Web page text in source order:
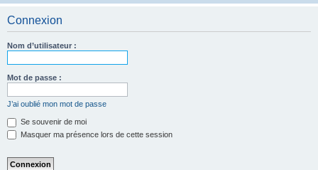
Connexion
Nom d’utilisateur :
Mot de passe :
J’ai oublié mon mot de passe
Se souvenir de moi
Masquer ma présence lors de cette session